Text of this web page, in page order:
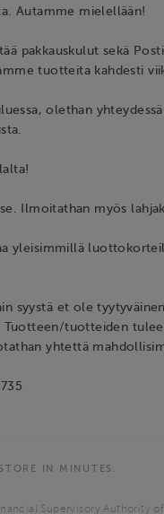
Autamme mielellään!
pakkauskulut sekä
tuotteita kahdesti
olethan
Ilmoitathan myös
yleisimmillä
syystä et ole
tuotteiden
yhtettä
IN MINUTES.
Supervisory Authority